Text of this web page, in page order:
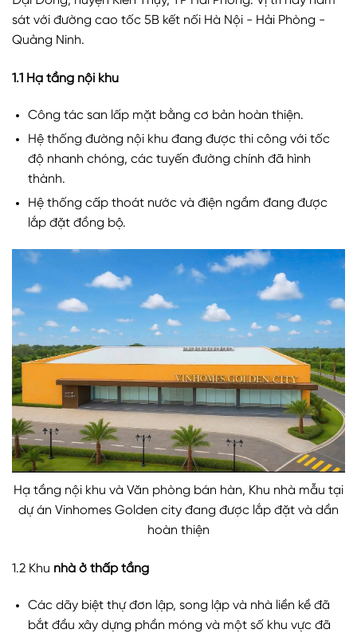
sát với đường cao tốc 5B kết nối Hà Nội - Hải Phòng -
Quảng Ninh.
1.1 Hạ tầng nội khu
Công tác san lấp mặt bằng cơ bản hoàn thiện.
Hệ thống đường nội khu đang được thi công với tốc
độ nhanh chóng, các tuyến đường chính đã hình
thành.
Hệ thống cấp thoát nước và điện ngầm đang được
lắp đặt đồng bộ.
Hạ tầng nội khu và Văn phòng bán hàn, Khu nhà mẫu tại
dự án Vinhomes Golden city đang được lắp đặt và dần
hoàn thiện
1.2 Khu nhà ở thấp tầng
Các dãy biệt thự đơn lập, song lập và nhà liền kề đã
bắt đầu xây dựng phần móng và một số khu vực đã